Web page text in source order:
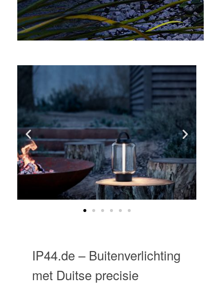
IP44.de – Buitenverlichting
met Duitse precisie